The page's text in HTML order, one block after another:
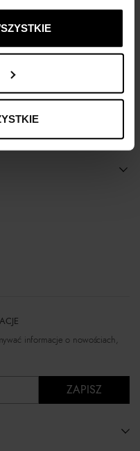
informacje o nowościach,
ZAPISZ